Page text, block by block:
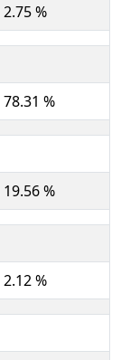
2.75 %
78.31 %
19.56 %
2.12 %